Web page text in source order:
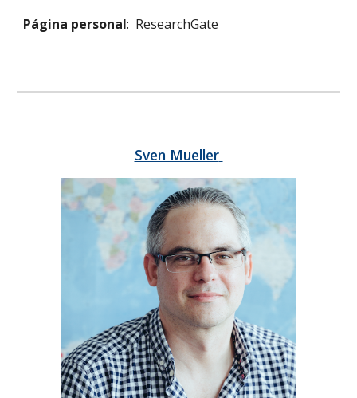
Página personal: ResearchGate
Sven Mueller